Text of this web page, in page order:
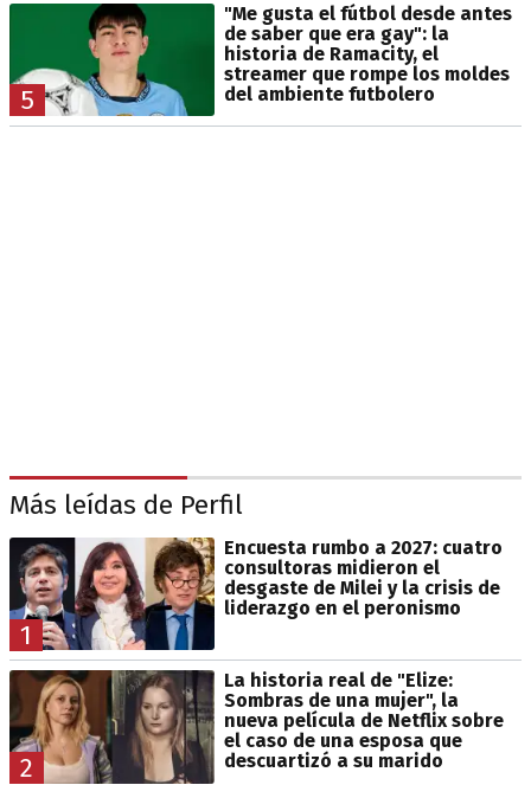
5
"Me gusta el fútbol desde antes
de saber que era gay": la
historia de Ramacity, el
streamer que rompe los moldes
del ambiente futbolero
Más leídas de Perfil
1
Encuesta rumbo a 2027: cuatro
consultoras midieron el
desgaste de Milei y la crisis de
liderazgo en el peronismo
2
La historia real de "Elize:
Sombras de una mujer", la
nueva película de Netflix sobre
el caso de una esposa que
descuartizó a su marido